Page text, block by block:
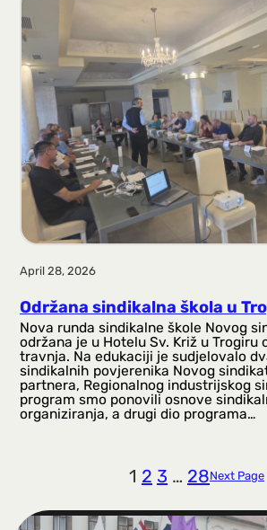
April 28, 2026
Održana sindikalna škola u
Nova runda sindikalne škole Novog
održana je u Hotelu Sv. Križ u Trogiru
travnja. Na edukaciji je sudjelovalo
sindikalnih povjerenika Novog
partnera, Regionalnog industrijskog
program smo ponovili osnove
organiziranja, a drugi dio programa…
1 2 3 … 28Next Page